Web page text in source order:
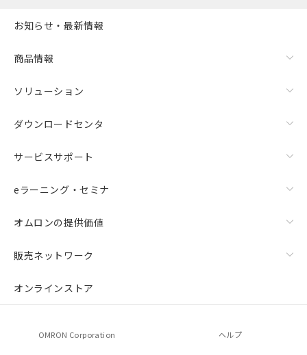
お知らせ・最新情報
商品情報
ソリューション
ダウンロードセンタ
サービスサポート
eラーニング・セミナ
オムロンの提供価値
販売ネットワーク
オンラインストア
OMRON Corporation ヘルプ